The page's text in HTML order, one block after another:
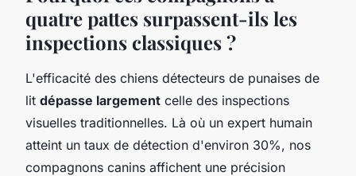
quatre pattes surpassent-ils les
inspections classiques ?
L'efficacité des chiens détecteurs de punaises de
lit dépasse largement celle des inspections
visuelles traditionnelles. Là où un expert humain
atteint un taux de détection d'environ 30%, nos
compagnons canins affichent une précision